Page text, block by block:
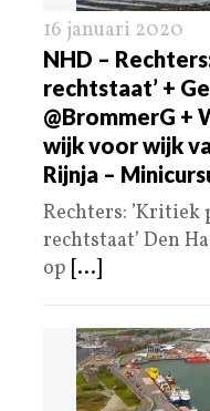
16 januari 2020
NHD –
rechtstaat’ +
@BrommerG +
wijk voor wijk
Rijnja –
Rechters:
rechtstaat’ Den
op [...]